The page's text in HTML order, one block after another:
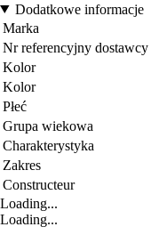
Dodatkowe informacje
Marka
Nr referencyjny dostawcy
Kolor
Kolor
Płeć
Grupa wiekowa
Charakterystyka
Zakres
Constructeur
Loading...
Loading...